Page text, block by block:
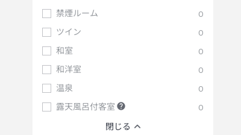
禁煙ルーム
0
ツイン
0
和室
0
和洋室
0
温泉
0
露天風呂付客室
0
閉じる